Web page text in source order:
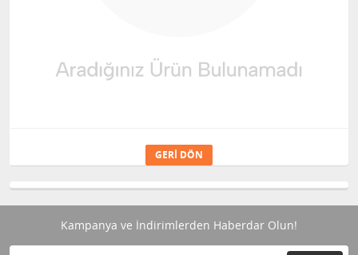
GERI DÖN
Kampanya ve İndirimlerden Haberdar Olun!